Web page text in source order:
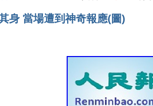
身 當場遭到神奇報應(圖)